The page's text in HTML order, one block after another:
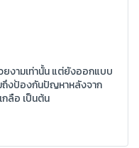
งามเท่านั้น แต่ยังออกแบบ
ถึงป้องกันปัญหาหลังจาก
ลือ เป็นต้น